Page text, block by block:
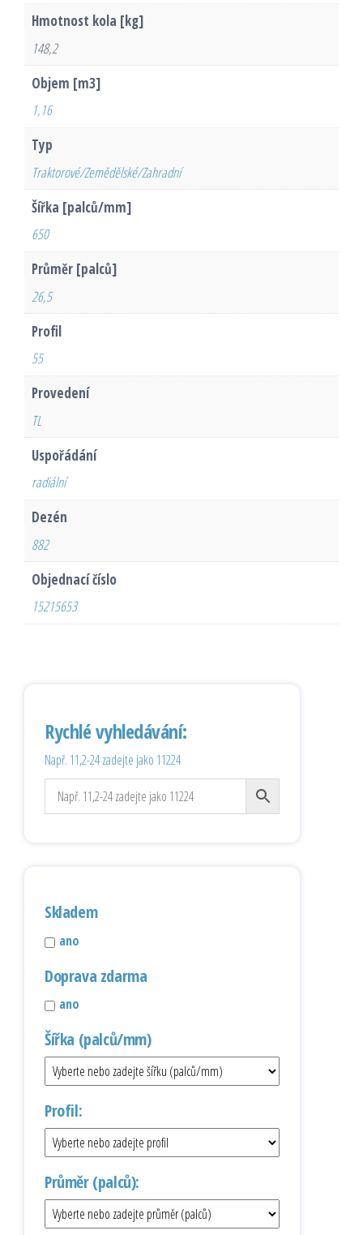
Hmotnost kola [kg]
148,2
Objem [m3]
1,16
Typ
Traktorové/Zemědělské/Zahradní
Šířka [palců/mm]
650
Průměr [palců]
26,5
Profil
55
Provedení
TL
Uspořádání
radiální
Dezén
882
Objednací číslo
15215653
Rychlé vyhledávání:
Např. 11,2-24 zadejte jako 11224
Skladem
ano
Doprava zdarma
ano
Šířka (palců/mm)
Profil:
Průměr (palců):